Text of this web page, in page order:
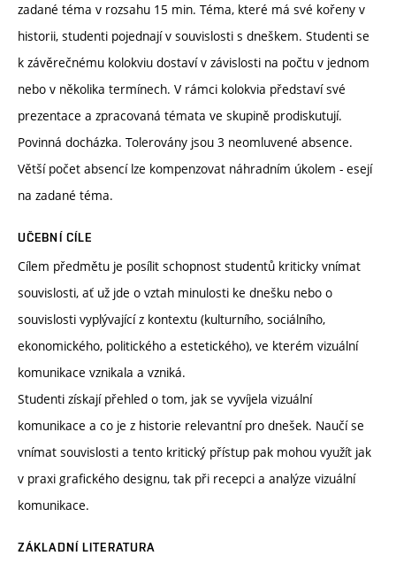
zadané téma v rozsahu 15 min. Téma, které má své kořeny v
historii, studenti pojednají v souvislosti s dneškem. Studenti se
k závěrečnému kolokviu dostaví v závislosti na počtu v jednom
nebo v několika termínech. V rámci kolokvia představí své
prezentace a zpracovaná témata ve skupině prodiskutují.
Povinná docházka. Tolerovány jsou 3 neomluvené absence.
Větší počet absencí lze kompenzovat náhradním úkolem - esejí
na zadané téma.
UČEBNÍ CÍLE
Cílem předmětu je posílit schopnost studentů kriticky vnímat
souvislosti, ať už jde o vztah minulosti ke dnešku nebo o
souvislosti vyplývající z kontextu (kulturního, sociálního,
ekonomického, politického a estetického), ve kterém vizuální
komunikace vznikala a vzniká.
Studenti získají přehled o tom, jak se vyvíjela vizuální
komunikace a co je z historie relevantní pro dnešek. Naučí se
vnímat souvislosti a tento kritický přístup pak mohou využít jak
v praxi grafického designu, tak při recepci a analýze vizuální
komunikace.
ZÁKLADNÍ LITERATURA